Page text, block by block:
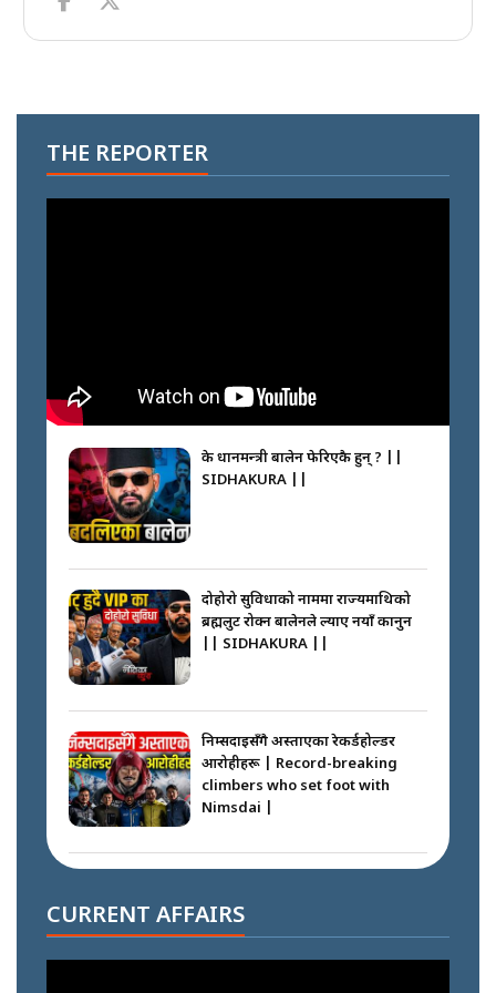
THE REPORTER
के प्रधानमन्त्री बालेन फेरिएकै हुन् ? ||
SIDHAKURA ||
दोहोरो सुविधाको नाममा राज्यमाथिको
ब्रह्मलुट रोक्न बालेनले ल्याए नयाँ कानुन
|| SIDHAKURA ||
निम्सदाइसँगै अस्ताएका रेकर्डहोल्डर
आरोहीहरू | Record-breaking
climbers who set foot with
Nimsdai |
अपराध श्रृङ्खला || SIDHAKURA ||
CURRENT AFFAIRS